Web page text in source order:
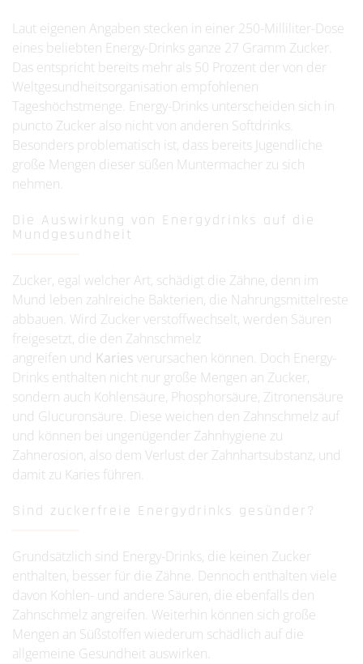
Laut eigenen Angaben stecken in einer 250-Milliliter-Dose
eines beliebten Energy-Drinks ganze 27 Gramm Zucker.
Das entspricht bereits mehr als 50 Prozent der von der
Weltgesundheitsorganisation empfohlenen
Tageshöchstmenge. Energy-Drinks unterscheiden sich in
puncto Zucker also nicht von anderen Softdrinks.
Besonders problematisch ist, dass bereits Jugendliche
große Mengen dieser süßen Muntermacher zu sich
nehmen.
Die Auswirkung von Energydrinks auf die
Mundgesundheit
Zucker, egal welcher Art, schädigt die Zähne, denn im
Mund leben zahlreiche Bakterien, die Nahrungsmittelreste
abbauen. Wird Zucker verstoffwechselt, werden Säuren
freigesetzt, die den Zahnschmelz
angreifen und Karies verursachen können. Doch Energy-
Drinks enthalten nicht nur große Mengen an Zucker,
sondern auch Kohlensäure, Phosphorsäure, Zitronensäure
und Glucuronsäure. Diese weichen den Zahnschmelz auf
und können bei ungenügender Zahnhygiene zu
Zahnerosion, also dem Verlust der Zahnhartsubstanz, und
damit zu Karies führen.
Sind zuckerfreie Energydrinks gesünder?
Grundsätzlich sind Energy-Drinks, die keinen Zucker
enthalten, besser für die Zähne. Dennoch enthalten viele
davon Kohlen- und andere Säuren, die ebenfalls den
Zahnschmelz angreifen. Weiterhin können sich große
Mengen an Süßstoffen wiederum schädlich auf die
allgemeine Gesundheit auswirken.